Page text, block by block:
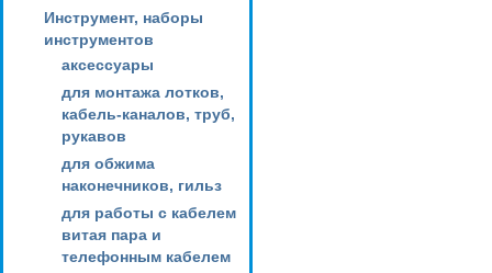
Инструмент, наборы
инструментов
аксессуары
для монтажа лотков,
кабель-каналов, труб,
рукавов
для обжима
наконечников, гильз
для работы с кабелем
витая пара и
телефонным кабелем